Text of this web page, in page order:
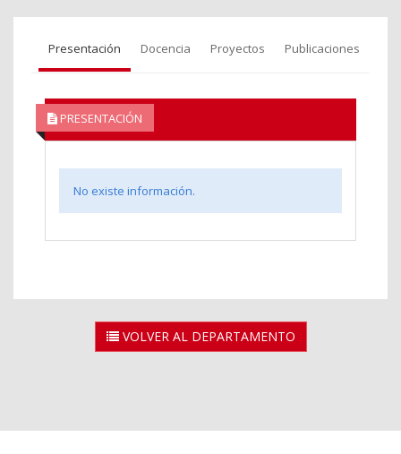
Presentación Docencia Proyectos Publicaciones
PRESENTACIÓN
No existe información.
VOLVER AL DEPARTAMENTO